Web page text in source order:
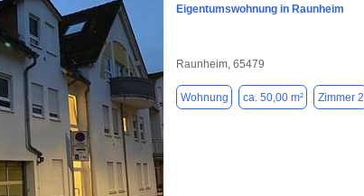
Eigentumswohnung in Raunheim
Raunheim, 65479
Wohnung ca. 50,00 m² Zimmer 2